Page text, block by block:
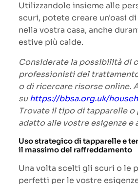
Utilizzandole insieme alle
scuri, potete creare un'oasi
nella vostra casa, anche
estive più calde.
Considerate la possibilità di
professionisti del
o di ricercare risorse online.
suhttps://bbsa.org.uk/
Trovate il tipo di tapparelle o
adatto alle vostre esigenze e
Uso strategico di tapparelle e
il massimo del raffreddamento
Una volta scelti gli scuri o le
perfetti per le vostre